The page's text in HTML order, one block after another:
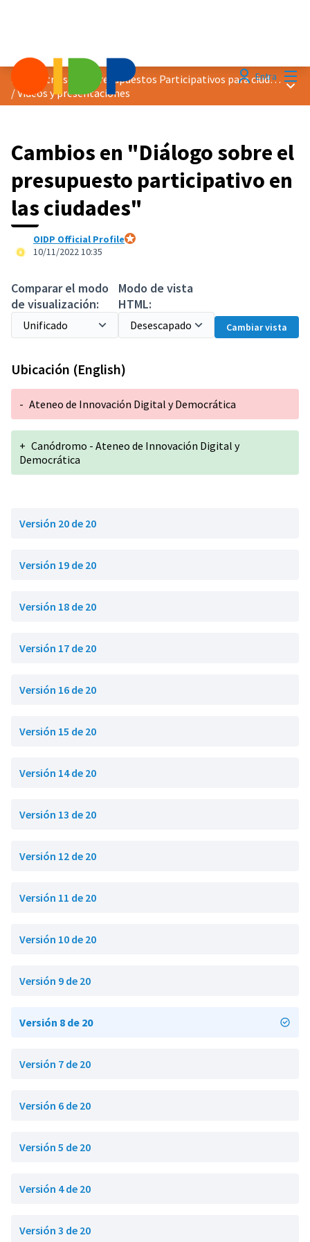
EntraEncuentro sobre Presupuestos Participativos para ciudades más verdes
/Vídeos y presentaciones
Cambios en "Diálogo sobre el
presupuesto participativo en
las ciudades"
OIDP Official Profile
10/11/2022 10:35
Comparar el modo
de visualización:
Modo de vista
HTML:
Cambiar vista
Ubicación (English)
- Ateneo de Innovación Digital y Democrática
+ Canódromo - Ateneo de Innovación Digital y
Democrática
Versión 20 de 20
Versión 19 de 20
Versión 18 de 20
Versión 17 de 20
Versión 16 de 20
Versión 15 de 20
Versión 14 de 20
Versión 13 de 20
Versión 12 de 20
Versión 11 de 20
Versión 10 de 20
Versión 9 de 20
Versión 8 de 20
Versión 7 de 20
Versión 6 de 20
Versión 5 de 20
Versión 4 de 20
Versión 3 de 20